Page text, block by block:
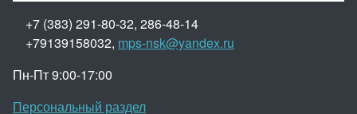
+7 (383) 291-80-32, 286-48-14
+79139158032, mps-nsk@yandex.ru
Пн-Пт 9:00-17:00
Персональный раздел